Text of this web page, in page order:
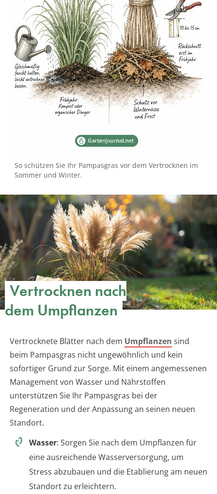
So schützen Sie Ihr Pampasgras vor dem Vertrocknen im
Sommer und Winter.
Vertrocknen nach
dem Umpflanzen
Vertrocknete Blätter nach dem Umpflanzen sind
beim Pampasgras nicht ungewöhnlich und kein
sofortiger Grund zur Sorge. Mit einem angemessenen
Management von Wasser und Nährstoffen
unterstützen Sie Ihr Pampasgras bei der
Regeneration und der Anpassung an seinen neuen
Standort.
Wasser: Sorgen Sie nach dem Umpflanzen für
eine ausreichende Wasserversorgung, um
Stress abzubauen und die Etablierung am neuen
Standort zu erleichtern.